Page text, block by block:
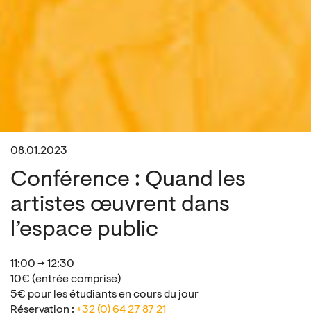
08.01.2023
Conférence : Quand les
artistes œuvrent dans
l’espace public
11:00 → 12:30
10€ (entrée comprise)
5€ pour les étudiants en cours du jour
Réservation : +32 (0) 64 27 87 21